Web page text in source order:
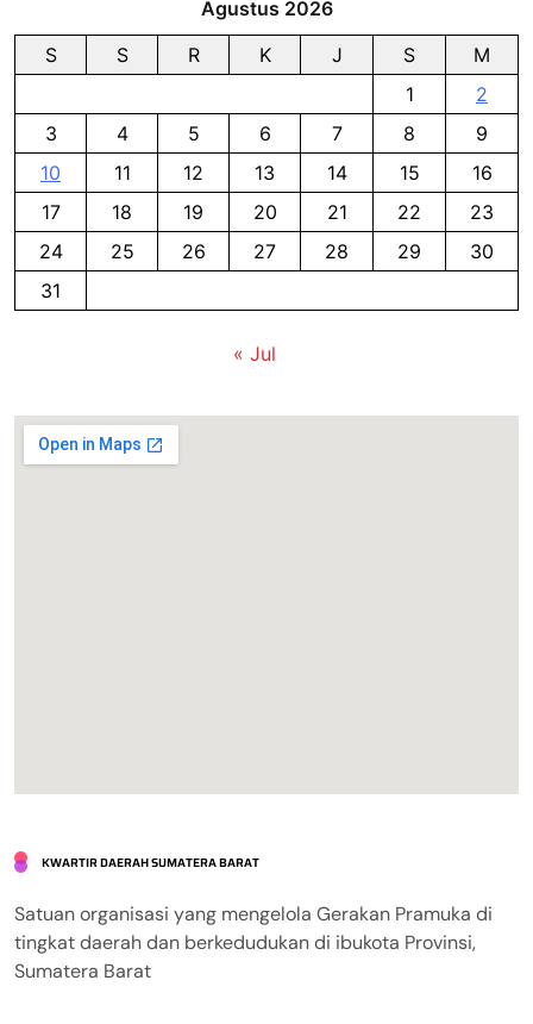
Agustus 2026
S
S R K J S
M
1
2
3
4 5 6 7 8
9
10
11 12 13 14 15
16
17
18 19 20 21 22
23
24
25 26 27 28 29
30
31
« Jul
KWARTIR DAERAH SUMATERA BARAT
Satuan organisasi yang mengelola Gerakan Pramuka di
tingkat daerah dan berkedudukan di ibukota Provinsi,
Sumatera Barat